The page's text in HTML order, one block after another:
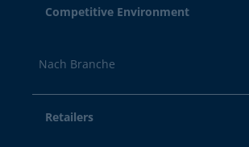
Competitive Environment
Nach Branche
Retailers